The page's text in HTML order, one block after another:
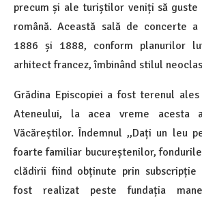
precum și ale turiștilor veniți să
română. Această sală de concerte
1886 și 1888, conform planurilor
arhitect francez, îmbinând stilul
Grădina Episcopiei a fost terenul
Ateneului, la acea vreme acesta
Văcăreștilor. Îndemnul ,,Dați un leu
foarte familiar bucureștenilor,
clădirii fiind obținute prin subscripție
fost realizat peste fundația